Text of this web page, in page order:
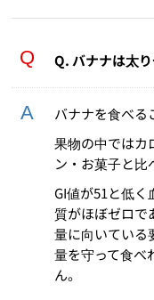
Q. バナナは太
バナナを食べる
果物の中ではカ
ン・お菓子と比
GI値が51と低
質がほぼゼロで
量に向いている
量を守って食べ
ん。